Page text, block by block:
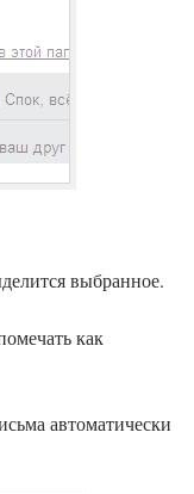
выбранное.
как
автоматически